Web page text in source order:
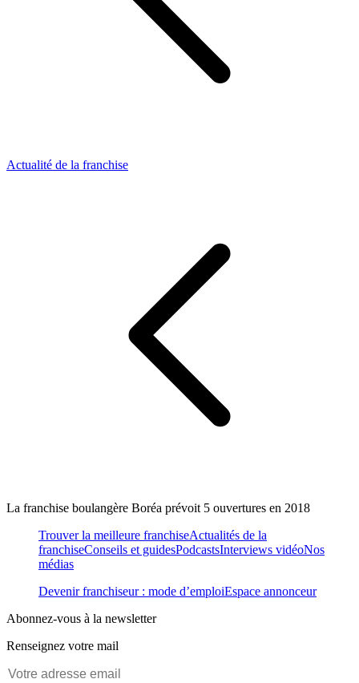
Actualité de la franchise
La franchise boulangère Boréa prévoit 5 ouvertures en 2018
Trouver la meilleure franchiseActualités de la
franchiseConseils et guidesPodcastsInterviews vidéoNos
médias
Devenir franchiseur : mode d’emploiEspace annonceur
Abonnez-vous à la newsletter
Renseignez votre mail